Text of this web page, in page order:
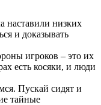
наставили низких
и доказывать
игроков – это их
есть косяки, и люди
Пускай сидят и
тайные